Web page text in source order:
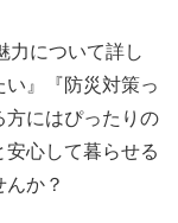
力について詳し
い』『防災対策っ
方にはぴったりの
心して暮らせる
か？